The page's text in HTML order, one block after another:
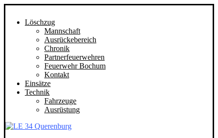
Löschzug
Mannschaft
Ausrückebereich
Chronik
Partnerfeuerwehren
Feuerwehr Bochum
Kontakt
Einsätze
Technik
Fahrzeuge
Ausrüstung